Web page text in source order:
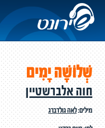
שְׁלוֹשָׁה יָמִים
חוה אלברשטיין
מילים:לאה גולדברג